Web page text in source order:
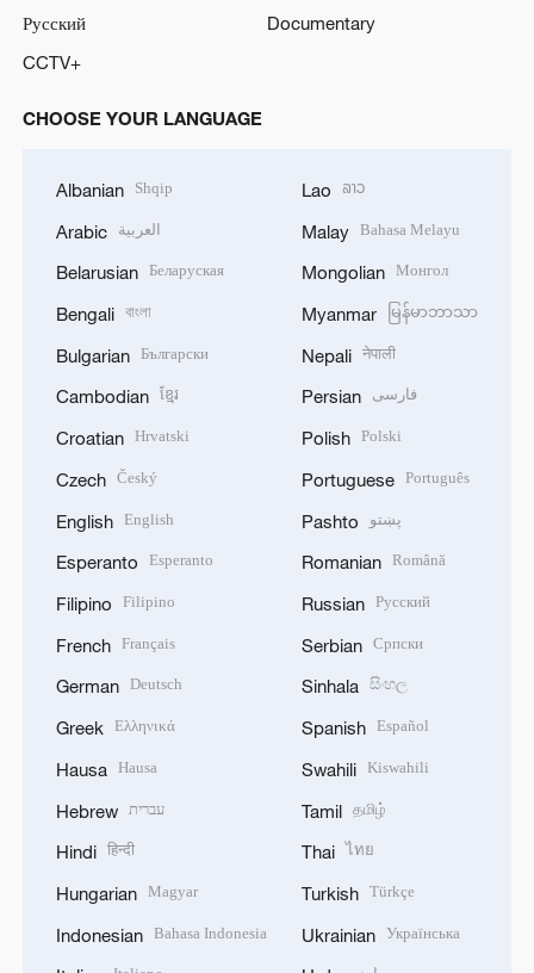
Русский
Documentary
CCTV+
CHOOSE YOUR LANGUAGE
Albanian Shqip
Arabic العربية
Belarusian Беларуская
Bengali বাংলা
Bulgarian Български
Cambodian ខ្មែរ
Croatian Hrvatski
Czech Český
English English
Esperanto Esperanto
Filipino Filipino
French Français
German Deutsch
Greek Ελληνικά
Hausa Hausa
Hebrew עברית
Hindi हिन्दी
Hungarian Magyar
Indonesian Bahasa Indonesia
Lao ລາວ
Malay Bahasa Melayu
Mongolian Монгол
Myanmar မြန်မာဘာသာ
Nepali नेपाली
Persian فارسی
Polish Polski
Portuguese Português
Pashto پښتو
Romanian Română
Russian Русский
Serbian Српски
Sinhala සිංහල
Spanish Español
Swahili Kiswahili
Tamil தமிழ்
Thai ไทย
Turkish Türkçe
Ukrainian Українська